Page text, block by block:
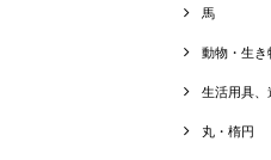
馬
動物・生き
生活用具、
丸・楕円